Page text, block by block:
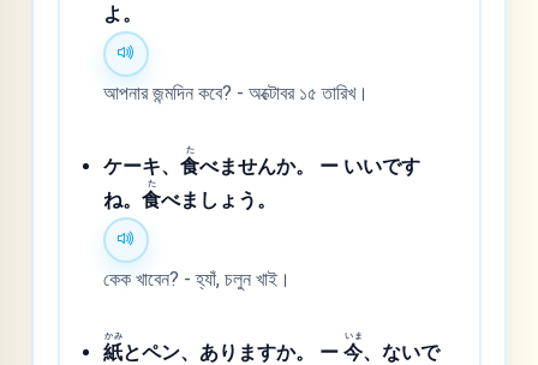
よ。
আপনার জন্মদিন কবে? - অক্টোবর ১৫ তারিখ।
ケーキ、食
た
べませんか。 ー いいです
ね。食
た
べましょう。
কেক খাবেন? - হ্যাঁ, চলুন খাই।
紙
かみ
とペン、ありますか。 ー今
いま
、ないで